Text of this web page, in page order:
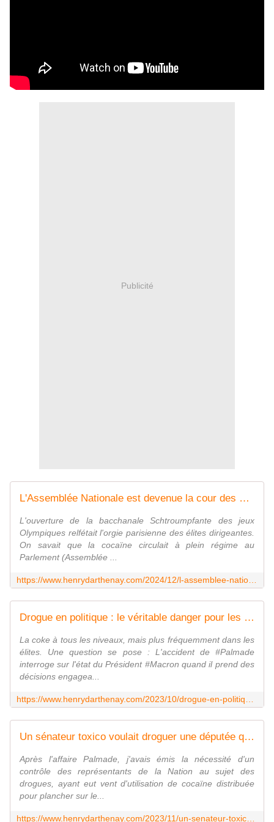
Publicité
L'Assemblée Nationale est devenue la cour des miracles sexuels et des abus en tout genres - Vouillé un peu d'Histoire
L'ouverture de la bacchanale Schtroumpfante des jeux
Olympiques relfétait l'orgie parisienne des élites dirigeantes.
On savait que la cocaïne circulait à plein régime au
Parlement (Assemblée ...
Drogue en politique : le véritable danger pour les démocraties - Vouillé un peu d'Histoire
La coke à tous les niveaux, mais plus fréquemment dans les
élites. Une question se pose : L'accident de #Palmade
interroge sur l'état du Président #Macron quand il prend des
décisions engagea...
Un sénateur toxico voulait droguer une députée quoi conclure - Vouillé un peu d'Histoire
Après l'affaire Palmade, j'avais émis la nécessité d'un
contrôle des représentants de la Nation au sujet des
drogues, ayant eut vent d'utilisation de cocaïne distribuée
pour plancher sur le...